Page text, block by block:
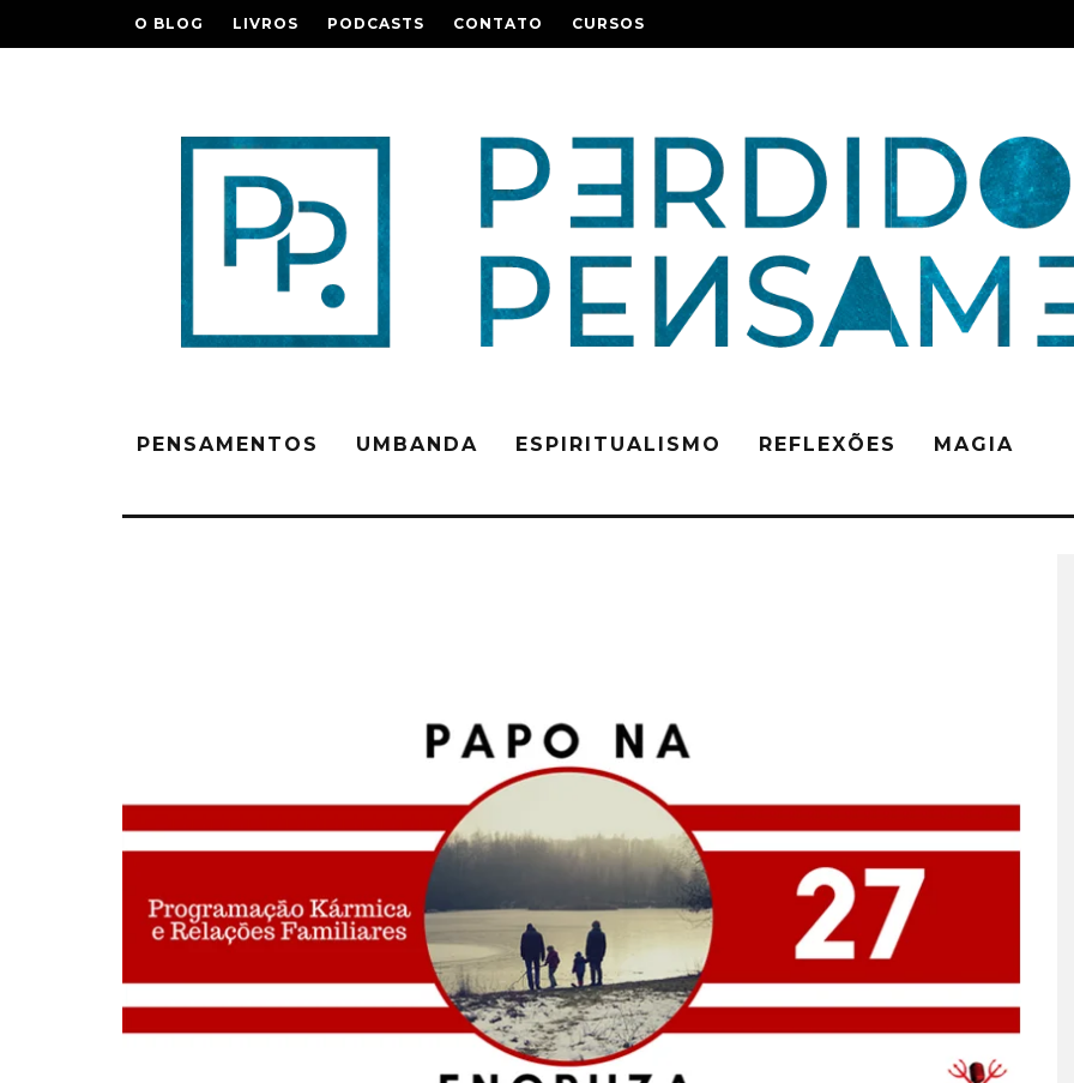
O BLOG LIVROS PODCASTS CONTATO CURSOS
PENSAMENTOS UMBANDA ESPIRITUALISMO REFLEXÕES MAGIA